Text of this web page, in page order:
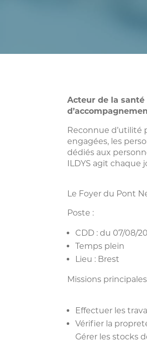
Acteur de la
Reconnue d’utilité
engagées, les
dédiés aux
ILDYS agit chaque
Le Foyer du Pont
Poste :
CDD : du 07/08/
Temps plein
Lieu : Brest
Missions
Effectuer les
Vérifier la
Gérer les stocks